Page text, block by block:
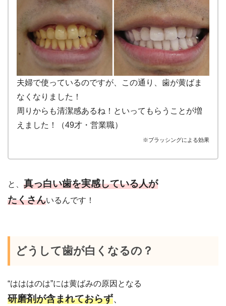
夫婦で使っているのですが、この通り、歯が黄ばま
なくなりました！
周りからも清潔感あるね！といってもらうことが増
えました！（49才・営業職）
※ブラッシングによる効果
と、 真っ白い歯を実感している人が
たくさんいるんです！
どうして歯が白くなるの？
“はははのは”には黄ばみの原因となる
研磨剤が含まれておらず、